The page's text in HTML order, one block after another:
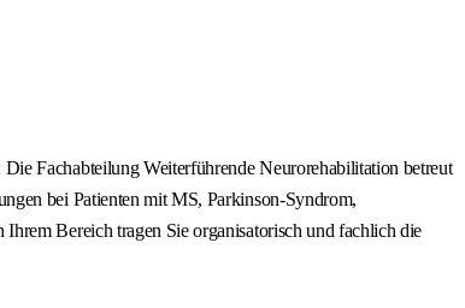
Fachabteilung Weiterführende Neurorehabilitation betreut
bei Patienten mit MS, Parkinson-Syndrom,
Bereich tragen Sie organisatorisch und fachlich die